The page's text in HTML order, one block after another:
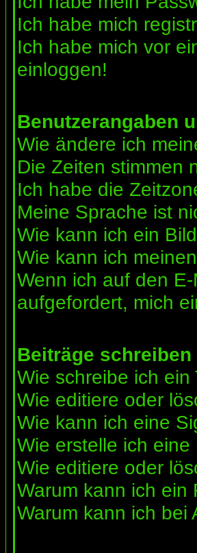
Ich habe mich
Ich habe mich vor
einloggen!
Benutzerangaben
Wie ändere ich
Die Zeiten stimmen
Ich habe die
Meine Sprache ist
Wie kann ich ein
Wie kann ich
Wenn ich auf den
aufgefordert, mich
Beiträge schreiben
Wie schreibe ich
Wie editiere oder
Wie kann ich eine
Wie erstelle ich eine
Wie editiere oder
Warum kann ich ein
Warum kann ich bei